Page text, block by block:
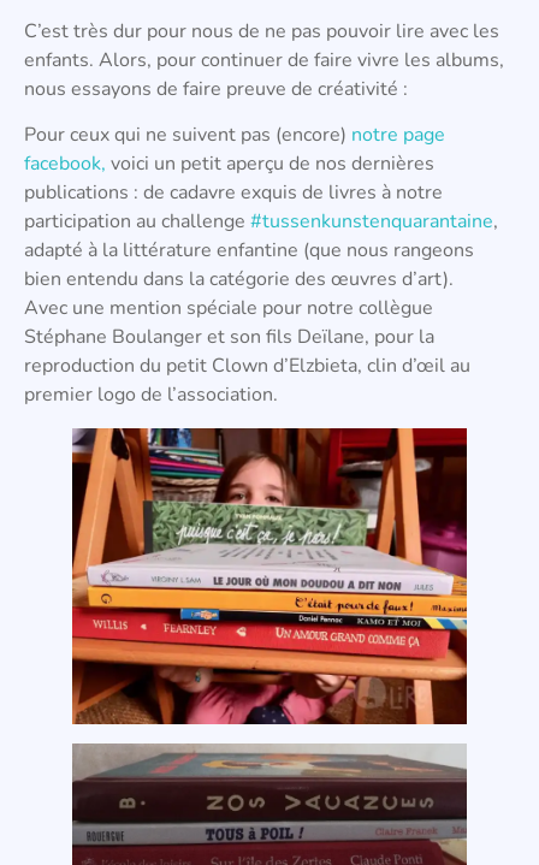
C’est très dur pour nous de ne pas pouvoir lire avec les
enfants. Alors, pour continuer de faire vivre les albums,
nous essayons de faire preuve de créativité :
Pour ceux qui ne suivent pas (encore) notre page
facebook, voici un petit aperçu de nos dernières
publications : de cadavre exquis de livres à notre
participation au challenge #tussenkunstenquarantaine,
adapté à la littérature enfantine (que nous rangeons
bien entendu dans la catégorie des œuvres d’art).
Avec une mention spéciale pour notre collègue
Stéphane Boulanger et son fils Deïlane, pour la
reproduction du petit Clown d’Elzbieta, clin d’œil au
premier logo de l’association.